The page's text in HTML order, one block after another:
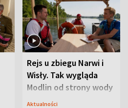
Rejs u zbiegu Narwi i
Wisły. Tak wygląda
Modlin od strony wody
Aktualności